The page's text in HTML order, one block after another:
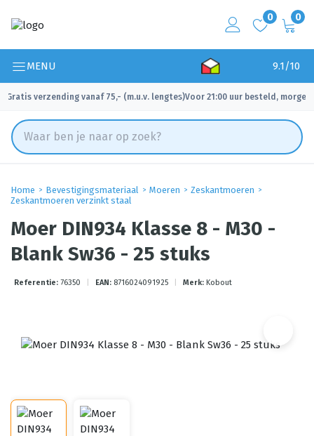
0 0
MENU 9.1/10
Gratis verzending vanaf 75,- (m.u.v. lengtes)
✓ Voor 21:00 uur besteld, morgen
Home Bevestigingsmateriaal Moeren
Zeskantmoeren
Zeskantmoeren verzinkt staal
Moer DIN934 Klasse 8 - M30 -
Blank Sw36 - 25 stuks
Referentie: 76350 EAN: 8716024091925 Merk: Kobout